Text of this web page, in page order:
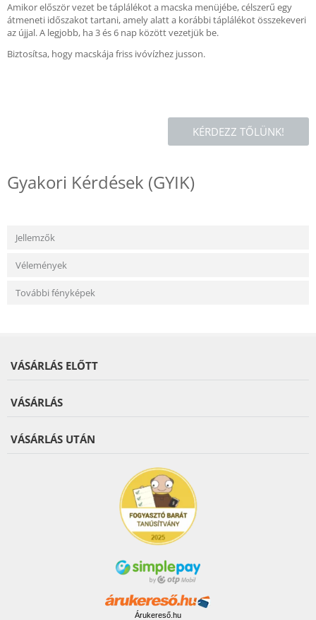
Amikor először vezet be táplálékot a macska menüjébe, célszerű egy
átmeneti időszakot tartani, amely alatt a korábbi táplálékot összekeveri
az újjal. A legjobb, ha 3 és 6 nap között vezetjük be.
Biztosítsa, hogy macskája friss ivóvízhez jusson.
KÉRDEZZ TŐLÜNK!
Gyakori Kérdések (GYIK)
Jellemzők
Vélemények
További fényképek
VÁSÁRLÁS ELŐTT
VÁSÁRLÁS
VÁSÁRLÁS UTÁN
Árukereső.hu